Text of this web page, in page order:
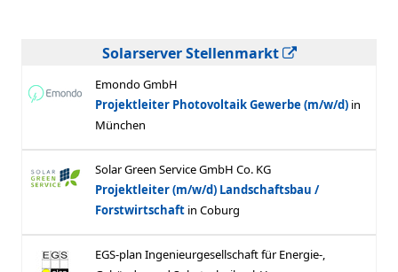
Solarserver Stellenmarkt